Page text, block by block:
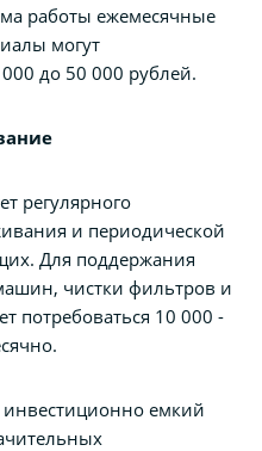
работы ежемесячные
могут
до 50 000 рублей.
регулярного
и периодической
Для поддержания
чистки фильтров и
потребоваться 10 000 -
емкий